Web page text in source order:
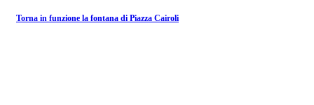
Torna in funzione la fontana di Piazza Cairoli